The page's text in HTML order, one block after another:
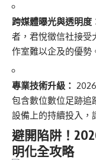
跨媒體曝光與透明度
者，君悅徵信社接受
作室難以企及的優勢
專業技術升級：
包含數位數位足跡追
設備上的持續投入，
避開陷阱！
明化全攻略